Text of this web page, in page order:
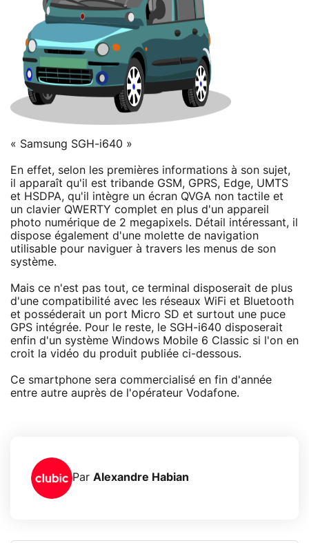
« Samsung SGH-i640 »
En effet, selon les premières informations à son sujet,
il apparaît qu'il est tribande GSM, GPRS, Edge, UMTS
et HSDPA, qu'il intègre un écran QVGA non tactile et
un clavier QWERTY complet en plus d'un appareil
photo numérique de 2 megapixels. Détail intéressant, il
dispose également d'une molette de navigation
utilisable pour naviguer à travers les menus de son
système.
Mais ce n'est pas tout, ce terminal disposerait de plus
d'une compatibilité avec les réseaux WiFi et Bluetooth
et posséderait un port Micro SD et surtout une puce
GPS intégrée. Pour le reste, le SGH-i640 disposerait
enfin d'un système Windows Mobile 6 Classic si l'on en
croit la vidéo du produit publiée ci-dessous.
Ce smartphone sera commercialisé en fin d'année
entre autre auprès de l'opérateur Vodafone.
Par Alexandre Habian